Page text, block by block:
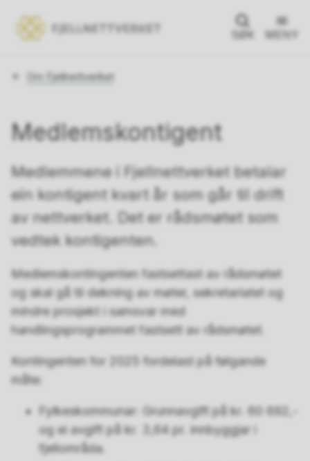
SØK MENY
Du
Om Fjellnettverket
Medlemskontigent
Medlemmene i Fjellnettverket betalar
ein kontigent kvart år som går til drift
av nettverket. Det er rådsmøtet som
vedtek kontigenten.
Medlemskontingenten fastsettast av rådsmøtet
og skal gå til dekning av møter, sekretariatet og
mindre prosjekt i samsvar med
handlingsprogrammet fastsett av rådsmøtet.
Kontingenten for 2025 fordelast på følgande
måte:
Fylkeskommunar: Grunnavgift på kr. 60 692,-
og ei avgift på kr. 3,64 pr. innbyggjar i
fjellområda.